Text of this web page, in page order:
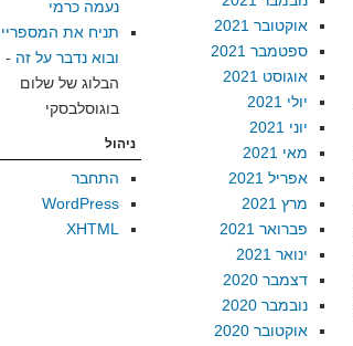
אוקטובר 2021
ספטמבר 2021
אוגוסט 2021
יולי 2021
יוני 2021
מאי 2021
אפריל 2021
מרץ 2021
פברואר 2021
ינואר 2021
דצמבר 2020
נובמבר 2020
אוקטובר 2020
נעמה כרמי
תניח את
ובוא נדבר על זה -
הבלוג של שלום
בוגוסלבסקי
ניהול
התחבר
WordPress
XHTML